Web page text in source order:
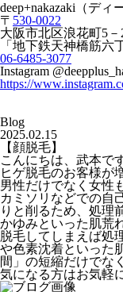
deep+nakazaki（ディ
〒 530-0022
大阪市北区浪花町5
「地下鉄天神橋筋六
06-6485-3077
Instagram
https://
Blog
2025.02.15
【顔脱毛】
こんにちは、武本で
ヒゲ脱毛のお客様が
男性だけでなく女性
カミソリなどでの自
りと削るため、処理
かゆみといった肌荒
脱毛してしまえば処
や色素沈着といった
間」の短縮だけでな
気になる方はお気軽